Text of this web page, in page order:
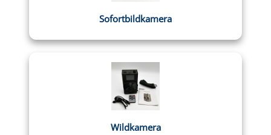
Sofortbildkamera
Wildkamera